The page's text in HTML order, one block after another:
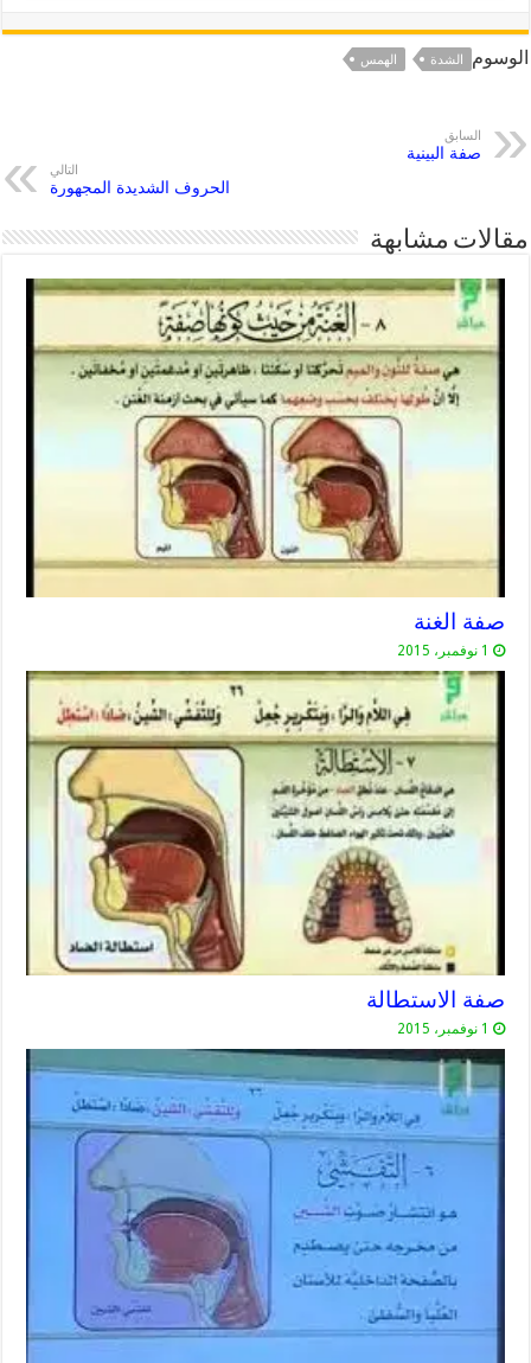
الوسوم الشدة الهمس
السابق
صفة البينية
التالي
الحروف الشديدة المجهورة
مقالات مشابهة
صفة الغنة
1 نوفمبر، 2015
صفة الاستطالة
1 نوفمبر، 2015